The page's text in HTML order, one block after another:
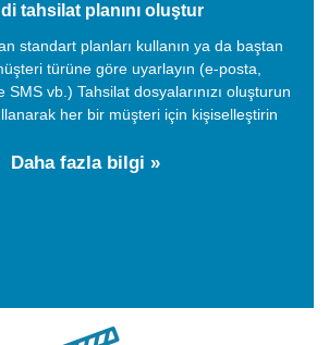
tahsilat planını oluştur
standart planları kullanın ya da baştan
türüne göre uyarlayın (e-posta,
SMS vb.) Tahsilat dosyalarınızı oluşturun
her bir müşteri için kişiselleştirin
Daha fazla bilgi »